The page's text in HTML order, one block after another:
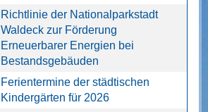
Richtlinie der Nationalparkstadt
Waldeck zur Förderung
Erneuerbarer Energien bei
Bestandsgebäuden
Ferientermine der städtischen
Kindergärten für 2026